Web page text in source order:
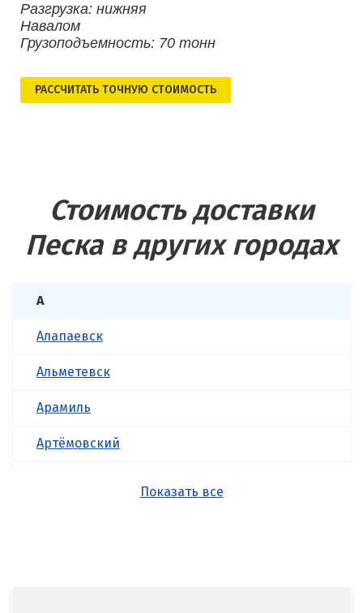
Разгрузка: нижняя
Навалом
Грузоподъемность: 70 тонн
РАСCЧИТАТЬ ТОЧНУЮ СТОИМОСТЬ
Стоимость доставки
Песка в других городах
А
Алапаевск
Альметевск
Арамиль
Артёмовский
Показать все